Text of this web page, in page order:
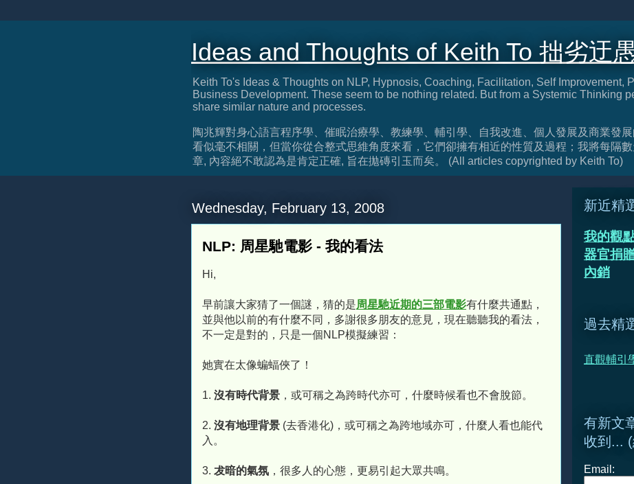
Ideas and Thoughts of Keith To 拙劣迂
Keith To's Ideas & Thoughts on NLP, Hypnosis, Coaching, Facilitation, Self Improvement,
Business Development. These seem to be nothing related. But from a Systemic Thinking
share similar nature and processes.
陶兆輝對身心語言程序學、催眠治療學、教練學、輔引學、自我改進、個人發展及商業發
看似毫不相關，但當你從合整式思維角度來看，它們卻擁有相近的性質及過程；我將每隔
章, 內容絕不敢認為是肯定正確, 旨在拋磚引玉而矣。 (All articles copyrighted by Keith To)
Wednesday, February 13, 2008
NLP: 周星馳電影 - 我的看法
Hi,
早前讓大家猜了一個謎，猜的是周星馳近期的三部電影有什麼共通點，
並與他以前的有什麼不同，多謝很多朋友的意見，現在聽聽我的看法，
不一定是對的，只是一個NLP模擬練習：
她實在太像蝙蝠俠了！
1. 沒有時代背景 ，或可稱之為跨時代亦可，什麼時候看也不會脫節。
2. 沒有地理背景 (去香港化)，或可稱之為跨地域亦可，什麼人看也能代
入。
3. 犮暗的氣氛 ，很多人的心態，更易引起大眾共鳴。
新近精
我的觀
器官捐
內銷
過去精
直觀輔引
有新文
收到...
Email: